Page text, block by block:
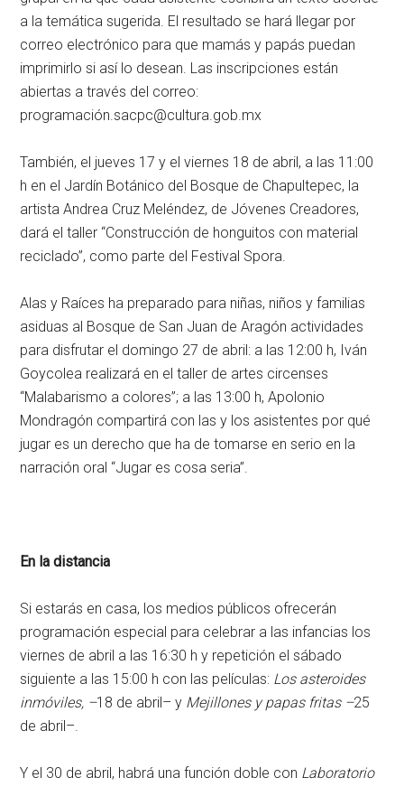
a la temática sugerida. El resultado se hará llegar por
correo electrónico para que mamás y papás puedan
imprimirlo si así lo desean. Las inscripciones están
abiertas a través del correo:
programación.sacpc@cultura.gob.mx
También, el jueves 17 y el viernes 18 de abril, a las 11:00
h en el Jardín Botánico del Bosque de Chapultepec, la
artista Andrea Cruz Meléndez, de Jóvenes Creadores,
dará el taller “Construcción de honguitos con material
reciclado”, como parte del Festival Spora.
Alas y Raíces ha preparado para niñas, niños y familias
asiduas al Bosque de San Juan de Aragón actividades
para disfrutar el domingo 27 de abril: a las 12:00 h, Iván
Goycolea realizará en el taller de artes circenses
“Malabarismo a colores”; a las 13:00 h, Apolonio
Mondragón compartirá con las y los asistentes por qué
jugar es un derecho que ha de tomarse en serio en la
narración oral “Jugar es cosa seria”.
En la distancia
Si estarás en casa, los medios públicos ofrecerán
programación especial para celebrar a las infancias los
viernes de abril a las 16:30 h y repetición el sábado
siguiente a las 15:00 h con las películas: Los asteroides
inmóviles, –18 de abril– y Mejillones y papas fritas –25
de abril–.
Y el 30 de abril, habrá una función doble con Laboratorio